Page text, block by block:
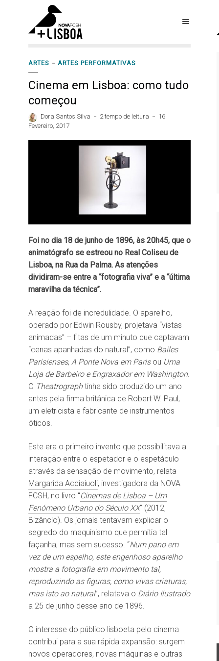
ARTES ARTES PERFORMATIVAS
Cinema em Lisboa: como tudo
começou
Dora Santos Silva 2 tempo de leitura
16
Fevereiro, 2017
Foi no dia 18 de junho de 1896, às 20h45, que o
animatógrafo se estreou no Real Coliseu de
Lisboa, na Rua da Palma. As atenções
dividiram-se entre a “fotografia viva” e a “última
maravilha da técnica”.
A reação foi de incredulidade. O aparelho,
operado por Edwin Rousby, projetava “vistas
animadas” – fitas de um minuto que captavam
“cenas apanhadas do natural”, como Bailes
Parisienses, A Ponte Nova em Parisou Uma
Loja de Barbeiro e Engraxador em Washington.
O Theatrographtinha sido produzido um ano
antes pela firma britânica de Robert W. Paul,
um eletricista e fabricante de instrumentos
óticos.
Este era o primeiro invento que possibilitava a
interação entre o espetador e o espetáculo
através da sensação de movimento, relata
Margarida Acciaiuoli, investigadora da NOVA
FCSH, no livro “Cinemas de Lisboa – Um
Fenómeno Urbano do Século XX” (2012,
Bizâncio). Os jornais tentavam explicar o
segredo do maquinismo que permitia tal
façanha, mas sem sucesso. “Num pano em
vez de um espelho, este engenhoso aparelho
mostra a fotografia em movimento tal,
reproduzindo as figuras, como vivas criaturas,
mas isto ao natural”, relatava o Diário Ilustrado
a 25 de junho desse ano de 1896.
O interesse do público lisboeta pelo cinema
contribui para a sua rápida expansão: surgem
novos operadores, novas máquinas e outras